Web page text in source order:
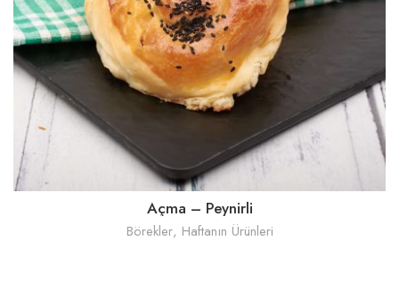
Açma – Peynirli
Börekler, Haftanın Ürünleri